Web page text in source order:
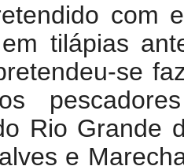
com
tilápias
se
Rio Grande
e